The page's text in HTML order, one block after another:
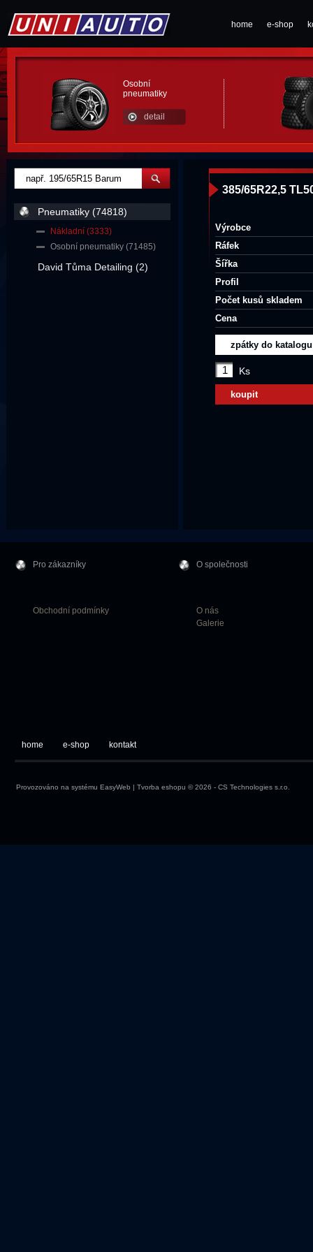
home e-shop
Osobní
pneumatiky
detail
385/65R22,5
Výrobce
Ráfek
Šířka
Profil
Počet kusů skladem
Cena
zpátky do katalogu
Ks
koupit
Pneumatiky (74818)
Nákladní (3333)
Osobní pneumatiky (71485)
David Tůma Detailing (2)
Pro zákazníky
Obchodní podmínky
O společnosti
O nás
Galerie
home e-shop kontakt
Provozováno na systému EasyWeb | Tvorba eshopu © 2026 - CS Technologies s.r.o.